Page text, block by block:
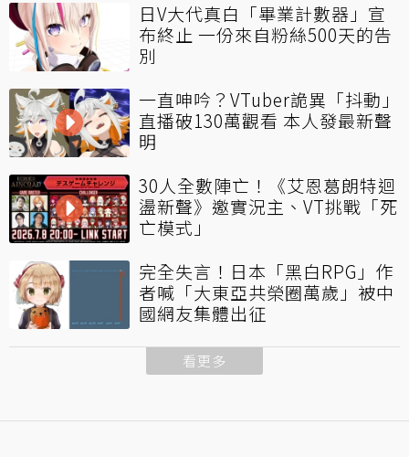
日V大代真白「畢業計數器」宣
布終止 一份來自粉絲500天的告
別
一直呻吟？VTuber詭異「抖動」
直播破130萬觀看 本人發最新聲
明
30人全數陣亡！《艾恩葛朗特迴
盪新聲》邀實況主、VT挑戰「死
亡模式」
完全失言！日本「黑白RPG」作
者喊「大東亞共榮圈萬歲」被中
國網友集體出征
看更多